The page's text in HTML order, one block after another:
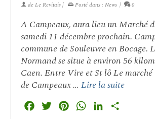
deLe Revitais| Posté dans : News | 0
A Campeaux, aura lieu un Marché
samedi 11 décembre prochain.
commune de Souleuvre en Bocage.
Normand se situe à environ 56
Caen. Entre Vire et St lô Le
de Campeaux … Lire la suite
FacebookTwitterPinterestWhatsAppLinkedIn